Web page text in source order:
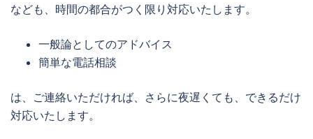
なども、時間の都合がつく限り対応いたします。
一般論としてのアドバイス
簡単な電話相談
は、ご連絡いただければ、さらに夜遅くても、できるだけ
対応いたします。